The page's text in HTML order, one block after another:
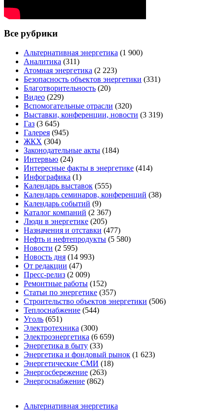
Все рубрики
Альтернативная энергетика (1 900)
Аналитика (311)
Атомная энергетика (2 223)
Безопасность объектов энергетики (331)
Благотворительность (20)
Видео (229)
Вспомогательные отрасли (320)
Выставки, конференции, новости (3 319)
Газ (3 645)
Галерея (945)
ЖКХ (304)
Законодательные акты (184)
Интервью (24)
Интересные факты в энергетике (414)
Инфографика (1)
Календарь выставок (555)
Календарь семинаров, конференций (38)
Календарь событий (9)
Каталог компаний (2 367)
Люди в энергетике (205)
Назначения и отставки (477)
Нефть и нефтепродукты (5 580)
Новости (2 595)
Новость дня (14 993)
От редакции (47)
Пресс-релиз (2 009)
Ремонтные работы (152)
Статьи по энергетике (357)
Строительство объектов энергетики (506)
Теплоснабжение (544)
Уголь (651)
Электротехника (300)
Электроэнергетика (6 659)
Энергетика в быту (33)
Энергетика и фондовый рынок (1 623)
Энергетические СМИ (18)
Энергосбережение (263)
Энергоснабжение (862)
Альтернативная энергетика